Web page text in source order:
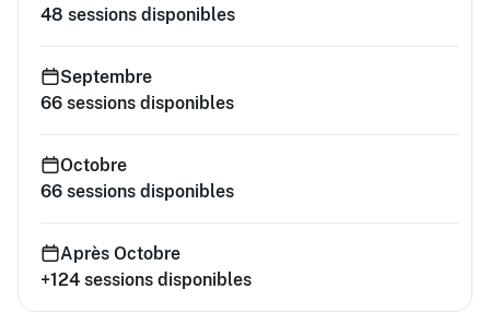
48 sessions disponibles
Septembre
66 sessions disponibles
Octobre
66 sessions disponibles
Après Octobre
+124 sessions disponibles